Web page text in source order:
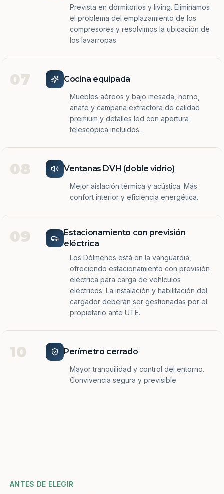
Prevista en dormitorios y living. Eliminamos
el problema del emplazamiento de los
compresores y resolvimos la ubicación de
los lavarropas.
07 Cocina equipada
Muebles aéreos y bajo mesada, horno,
anafe y campana extractora de calidad
premium y detalles led con apertura
telescópica incluidos.
08 Ventanas DVH (doble vidrio)
Mejor aislación térmica y acústica. Más
confort interior y eficiencia energética.
09
Estacionamiento con previsión
eléctrica
Los Dólmenes está en la vanguardia,
ofreciendo estacionamiento con previsión
eléctrica para carga de vehículos
eléctricos. La instalación y habilitación del
cargador deberán ser gestionadas por el
propietario ante UTE.
10 Perímetro cerrado
Mayor tranquilidad y control del entorno.
Convivencia segura y previsible.
ANTES DE ELEGIR